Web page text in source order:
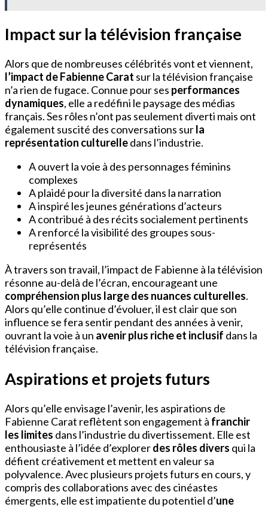
Impact sur la télévision française
Alors que de nombreuses célébrités vont et viennent,
l’impact de Fabienne Carat sur la télévision française
n’a rien de fugace. Connue pour ses performances
dynamiques, elle a redéfini le paysage des médias
français. Ses rôles n’ont pas seulement diverti mais ont
également suscité des conversations surla
représentation culturelledans l’industrie.
A ouvert la voie à des personnages féminins
complexes
A plaidé pour la diversité dans la narration
A inspiré les jeunes générations d’acteurs
A contribué à des récits socialement pertinents
A renforcé la visibilité des groupes sous-
représentés
À travers son travail, l’impact de Fabienne à la télévision
résonne au-delà de l’écran, encourageant une
compréhension plus large des nuances culturelles.
Alors qu’elle continue d’évoluer, il est clair que son
influence se fera sentir pendant des années à venir,
ouvrant la voie à un avenir plus riche et inclusif dans la
télévision française.
Aspirations et projets futurs
Alors qu’elle envisage l’avenir, les aspirations de
Fabienne Carat reflètent son engagement à franchir
les limites dans l’industrie du divertissement. Elle est
enthousiaste à l’idée d’explorerdes rôles divers qui la
défient créativement et mettent en valeur sa
polyvalence. Avec plusieurs projets futurs en cours, y
compris des collaborations avec des cinéastes
émergents, elle est impatiente du potentiel d’une